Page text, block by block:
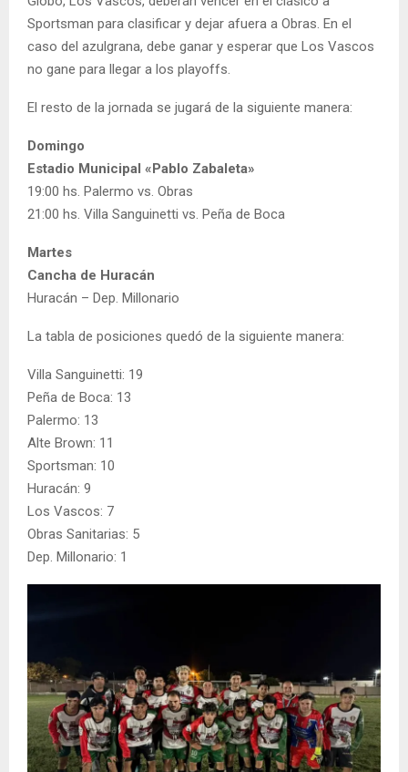
Sportsman para clasificar y dejar afuera a Obras. En el
caso del azulgrana, debe ganar y esperar que Los Vascos
no gane para llegar a los playoffs.
El resto de la jornada se jugará de la siguiente manera:
Domingo
Estadio Municipal «Pablo Zabaleta»
19:00 hs. Palermo vs. Obras
21:00 hs. Villa Sanguinetti vs. Peña de Boca
Martes
Cancha de Huracán
Huracán – Dep. Millonario
La tabla de posiciones quedó de la siguiente manera:
Villa Sanguinetti: 19
Peña de Boca: 13
Palermo: 13
Alte Brown: 11
Sportsman: 10
Huracán: 9
Los Vascos: 7
Obras Sanitarias: 5
Dep. Millonario: 1